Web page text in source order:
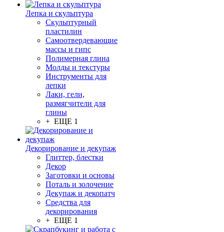
Лепка и скульптура
Скульптурный
пластилин
Самоотвердевающие
массы и гипс
Полимерная глина
Молды и текстуры
Инструменты для
лепки
Лаки, гели,
размягчители для
глины
+ ЕЩЕ 1
Декорирование и декупаж
Глиттер, блестки
Декор
Заготовки и основы
Поталь и золочение
Декупаж и декопатч
Средства для
декорирования
+ ЕЩЕ 1